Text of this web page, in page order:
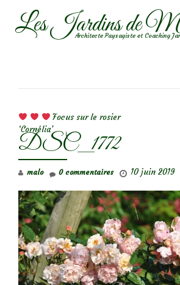
AllerLes Jardins de
Architecte Paysagiste et Coaching
Focus sur le rosier
‘Cornélia’
DSC_1772
malo 10 juin 2019
0 commentaires